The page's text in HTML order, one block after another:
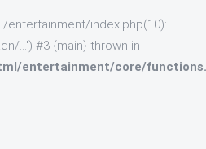
index.php(10):
...') #3 {main} thrown in
entertainment/core/